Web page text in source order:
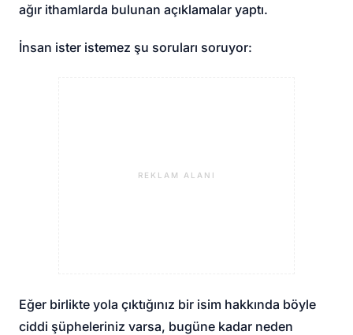
ağır ithamlarda bulunan açıklamalar yaptı.
İnsan ister istemez şu soruları soruyor:
REKLAM ALANI
Eğer birlikte yola çıktığınız bir isim hakkında böyle
ciddi şüpheleriniz varsa, bugüne kadar neden